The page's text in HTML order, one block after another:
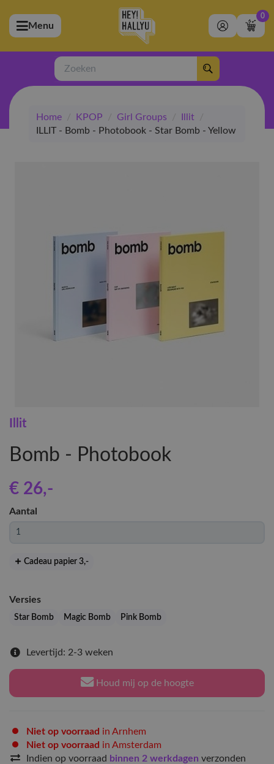
(Artiesten)
(Merchandise)
(Exclusive)
(Winkel)
Menu
0
Zoeken
Home / KPOP / Girl Groups / Illit
/
ILLIT - Bomb - Photobook - Star Bomb - Yellow
Illit
Bomb - Photobook
€ 26,-
Aantal
Cadeau papier 3,-
Versies
Star Bomb Magic Bomb Pink Bomb
Levertijd: 2-3 weken
Houd mij op de hoogte
Niet op voorraad in Arnhem
Niet op voorraad in Amsterdam
Indien op voorraad binnen 2 werkdagen verzonden